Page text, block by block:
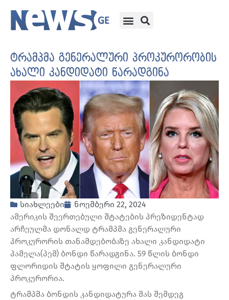
ტრამპმა გენერალური პროკურორობის
ახალი კანდიდატი წარადგინა
სიახლეები
ნოემბერი 22, 2024
ამერიკის შეერთებული შტატების პრეზიდენტად
არჩეულმა დონალდ ტრამპმა გენერალური
პროკურორის თანამდებობაზე ახალი კანდიდატი
პამელა(პემ) ბონდი წარადგინა. 59 წლის ბონდი
ფლორიდის შტატის ყოფილი გენერალური
პროკურორია.
ტრამპმა ბონდის კანდიდატურა მას შემდეგ